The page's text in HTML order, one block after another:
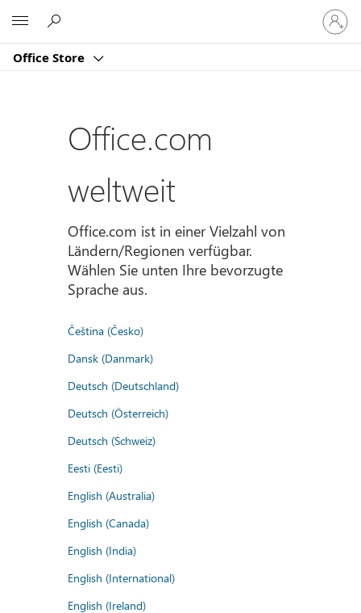
Office Store
Bei
Ihrem
Konto
Office.com
weltweit
Office.com ist in einer Vielzahl von
Ländern/Regionen verfügbar.
Wählen Sie unten Ihre bevorzugte
Sprache aus.
Čeština (Česko)
Dansk (Danmark)
Deutsch (Deutschland)
Deutsch (Österreich)
Deutsch (Schweiz)
Eesti (Eesti)
English (Australia)
English (Canada)
English (India)
English (International)
English (Ireland)